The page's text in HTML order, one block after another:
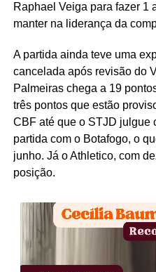
Raphael Veiga para fazer 1
manter na liderança da
A partida ainda teve uma
cancelada após revisão do
Palmeiras chega a 19
três pontos que estão
CBF até que o STJD julgue
partida com o Botafogo, o
junho. Já o Athletico, com
posição.